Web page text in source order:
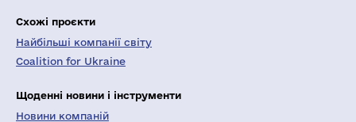
Схожі проєкти
Найбільші компанії світу
Coalition for Ukraine
Щоденні новини і інструменти
Новини компаній